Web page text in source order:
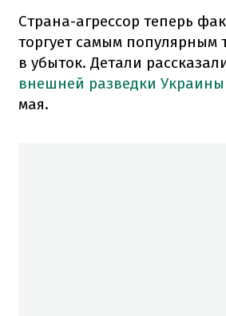
Страна-агрессор теперь
торгует самым популярным
в убыток. Детали
внешней разведки Украины
мая.